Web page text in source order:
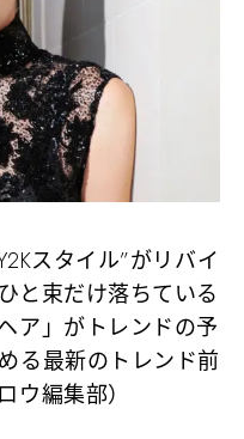
スタイル”がリバイ
と束だけ落ちている
ア」がトレンドの予
る最新のトレンド前
ウ編集部）